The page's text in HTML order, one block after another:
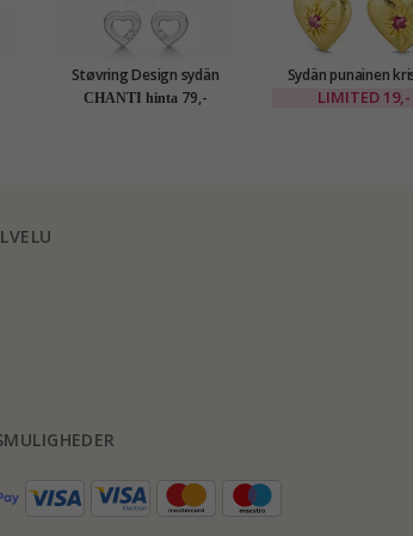
Støvring Design sydän
korut setti rodinoitua
CHANTI hinta 79,-
Sydän punainen
rengas kullattu messinki -LIMITED 19,-